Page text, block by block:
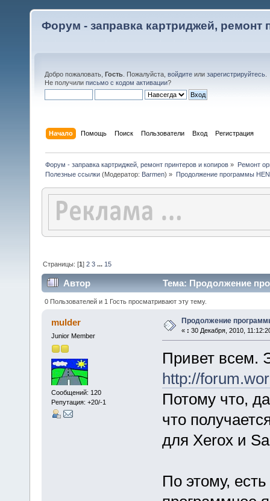
Форум - заправка картриджей, ремонт
Добро пожаловать, Гость . Пожалуйста, войдите или зарегистрируйтесь
Не получили письмо с кодом активации?
Начало Помощь Поиск Пользователи Вход Регистрация
Форум - заправка картриджей, ремонт принтеров и копиров » Ремонт
Полезные ссылки (Модератор: Barmen) » Продолжение программы
Страницы: [1]2 3 ... 15
Автор Тема: Продолжение
0 Пользователей и 1 Гость просматривают эту тему.
mulder
Junior Member
Сообщений: 120
Репутация: +20/-1
Продолжение
« : 30 Декабря, 2010,
Привет всем.
http://
Потому что,
что
для Xerox и
По этому,